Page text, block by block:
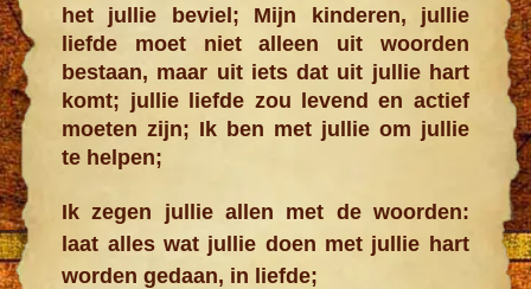
het jullie beviel; Mijn kinderen, jullie
liefde moet niet alleen uit woorden
bestaan, maar uit iets dat uit jullie hart
komt; jullie liefde zou levend en actief
moeten zijn; Ik ben met jullie om jullie
te helpen;
Ik zegen jullie allen met de woorden:
laat alles wat jullie doen met jullie hart
worden gedaan, in liefde;